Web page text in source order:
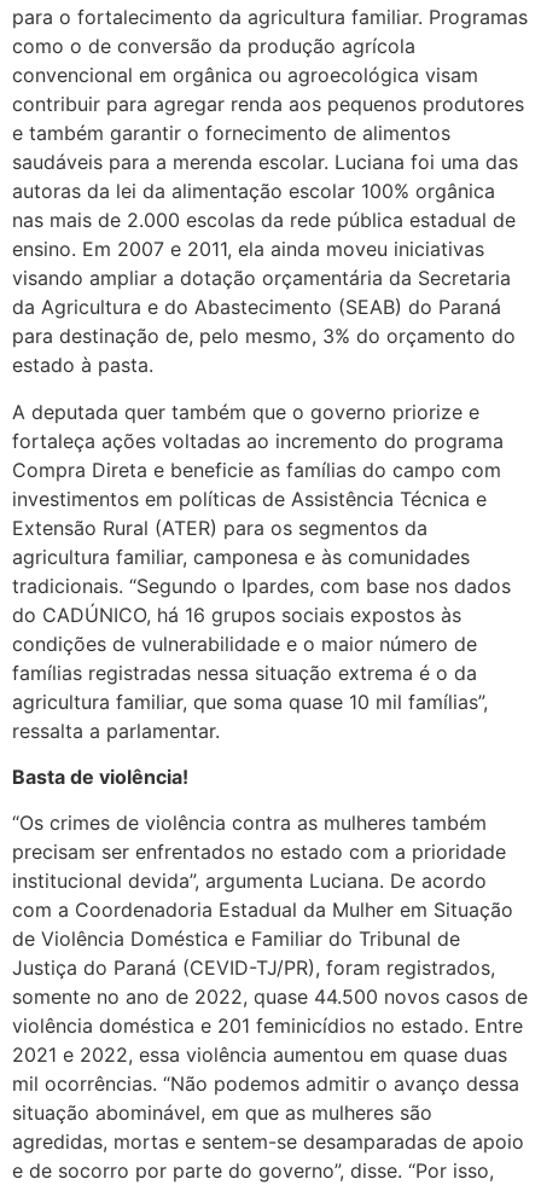
para o fortalecimento da agricultura familiar. Programas
como o de conversão da produção agrícola
convencional em orgânica ou agroecológica visam
contribuir para agregar renda aos pequenos produtores
e também garantir o fornecimento de alimentos
saudáveis para a merenda escolar. Luciana foi uma das
autoras da lei da alimentação escolar 100% orgânica
nas mais de 2.000 escolas da rede pública estadual de
ensino. Em 2007 e 2011, ela ainda moveu iniciativas
visando ampliar a dotação orçamentária da Secretaria
da Agricultura e do Abastecimento (SEAB) do Paraná
para destinação de, pelo mesmo, 3% do orçamento do
estado à pasta.
A deputada quer também que o governo priorize e
fortaleça ações voltadas ao incremento do programa
Compra Direta e beneficie as famílias do campo com
investimentos em políticas de Assistência Técnica e
Extensão Rural (ATER) para os segmentos da
agricultura familiar, camponesa e às comunidades
tradicionais. “Segundo o Ipardes, com base nos dados
do CADÚNICO, há 16 grupos sociais expostos às
condições de vulnerabilidade e o maior número de
famílias registradas nessa situação extrema é o da
agricultura familiar, que soma quase 10 mil famílias”,
ressalta a parlamentar.
Basta de violência!
“Os crimes de violência contra as mulheres também
precisam ser enfrentados no estado com a prioridade
institucional devida”, argumenta Luciana. De acordo
com a Coordenadoria Estadual da Mulher em Situação
de Violência Doméstica e Familiar do Tribunal de
Justiça do Paraná (CEVID-TJ/PR), foram registrados,
somente no ano de 2022, quase 44.500 novos casos de
violência doméstica e 201 feminicídios no estado. Entre
2021 e 2022, essa violência aumentou em quase duas
mil ocorrências. “Não podemos admitir o avanço dessa
situação abominável, em que as mulheres são
agredidas, mortas e sentem-se desamparadas de apoio
e de socorro por parte do governo”, disse. “Por isso,